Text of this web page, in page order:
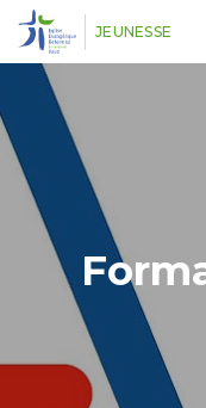
JEUNESSE
Panneau de gestion